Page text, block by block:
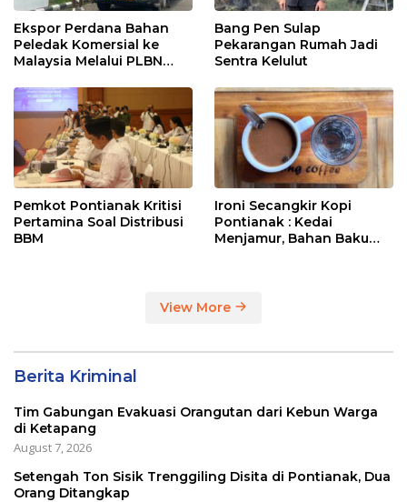
Ekspor Perdana Bahan
Peledak Komersial ke
Malaysia Melalui PLBN
Bang Pen Sulap
Pekarangan Rumah Jadi
Sentra Kelulut
Pemkot Pontianak Kritisi
Pertamina Soal Distribusi
BBM
Ironi Secangkir Kopi
Pontianak : Kedai
Menjamur, Bahan Baku
View More
Berita Kriminal
Tim Gabungan Evakuasi Orangutan dari Kebun Warga
di Ketapang
August 7, 2026
Setengah Ton Sisik Trenggiling Disita di Pontianak, Dua
Orang Ditangkap